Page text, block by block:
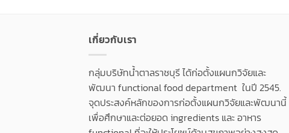
เกี่ยวกับเรา
กลุ่มบริษัทน้ำตาลราชบุรี ได้ก่อตั้งแผนกวิจัยและ
พัฒนา functional food department ในปี 2545.
จุดประสงค์หลักของการก่อตั้งแผนกวิจัยและพัฒนานี้
เพื่อศึกษาและต่อยอด ingredients และ อาหาร